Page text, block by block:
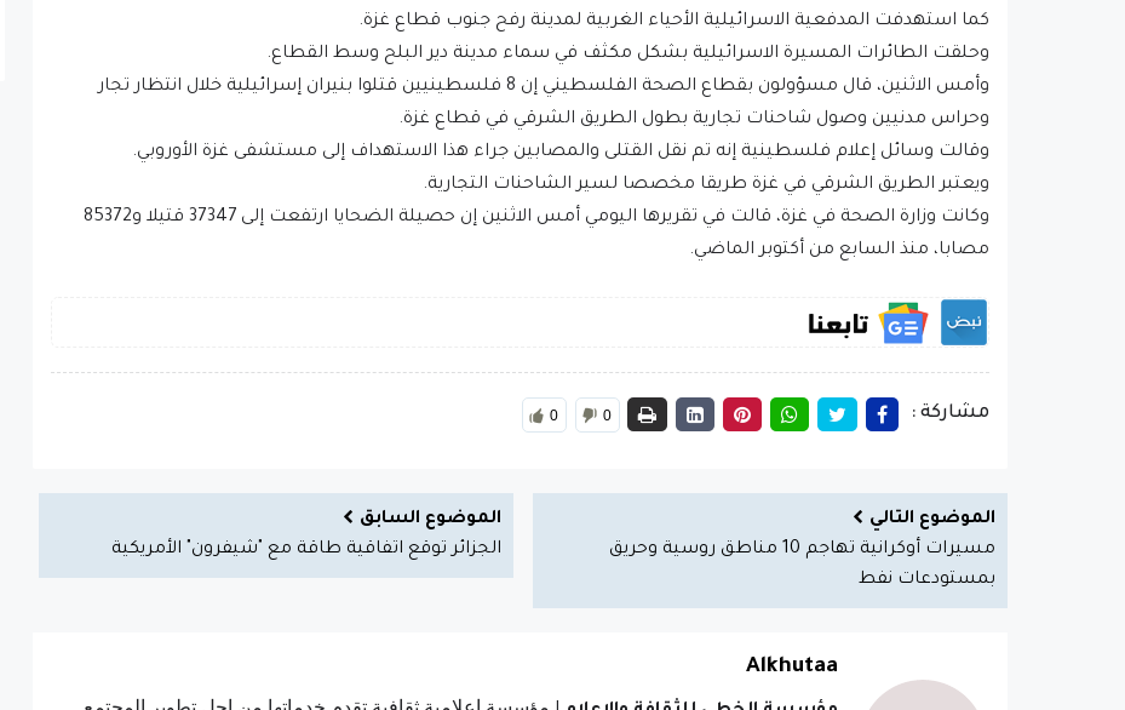
كما استهدفت المدفعية الاسرائيلية الأحياء الغربية لمدينة رفح جنوب قطاع غزة.
وحلقت الطائرات المسيرة الاسرائيلية بشكل مكثف في سماء مدينة دير البلح وسط القطاع.
وأمس الاثنين، قال مسؤولون بقطاع الصحة الفلسطيني إن 8 فلسطينيين قتلوا بنيران إسرائيلية خلال انتظار تجار
وحراس مدنيين وصول شاحنات تجارية بطول الطريق الشرقي في قطاع غزة.
وقالت وسائل إعلام فلسطينية إنه تم نقل القتلى والمصابين جراء هذا الاستهداف إلى مستشفى غزة الأوروبي.
ويعتبر الطريق الشرقي في غزة طريقا مخصصا لسير الشاحنات التجارية.
وكانت وزارة الصحة في غزة، قالت في تقريرها اليومي أمس الاثنين إن حصيلة الضحايا ارتفعت إلى 37347 قتيلا و85372
مصابا، منذ السابع من أكتوبر الماضي.
مشاركة : 0 0
الموضوع التالي
مسيرات أوكرانية تهاجم 10 مناطق روسية وحريق
بمستودعات نفط
الموضوع السابق
الجزائر توقع اتفاقية طاقة مع "شيفرون" الأمريكية
Alkhutaa